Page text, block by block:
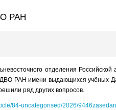
РАН
отделения
РАН имени выдающихся учёных
ряд других вопросов.
84-uncategorised/2026/